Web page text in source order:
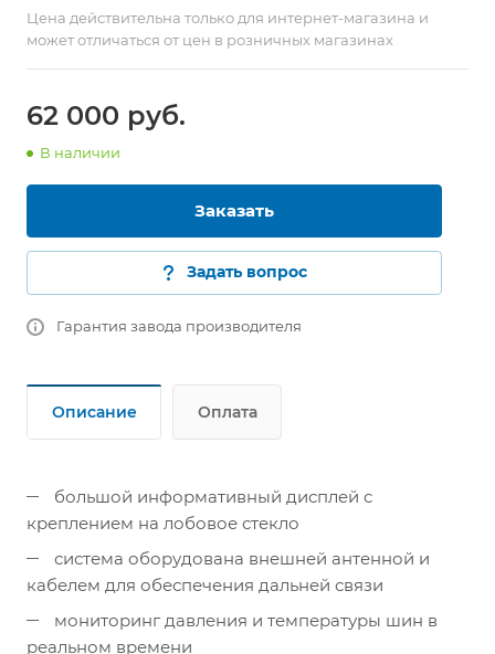
Цена действительна только для интернет-магазина и
может отличаться от цен в розничных магазинах
62 000 руб.
В наличии
Заказать
Задать вопрос
Гарантия завода производителя
Описание Оплата
большой информативный дисплей с
креплением на лобовое стекло
система оборудована внешней антенной и
кабелем для обеспечения дальней связи
мониторинг давления и температуры шин в
реальном времени